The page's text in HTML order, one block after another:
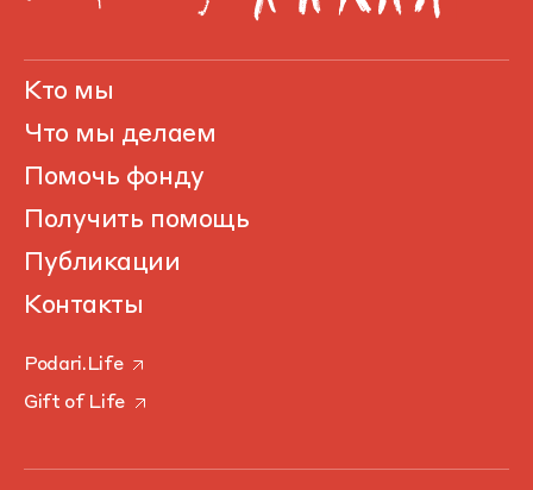
Кто мы
Что мы делаем
Помочь фонду
Получить помощь
Публикации
Контакты
Podari.Life
Gift of Life